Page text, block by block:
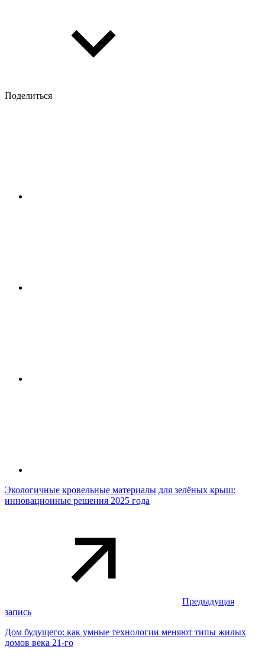
Поделиться
Экологичные кровельные материалы для зелёных крыш:
инновационные решения 2025 года
Предыдущая
запись
Дом будущего: как умные технологии меняют типы жилых
домов века 21-го